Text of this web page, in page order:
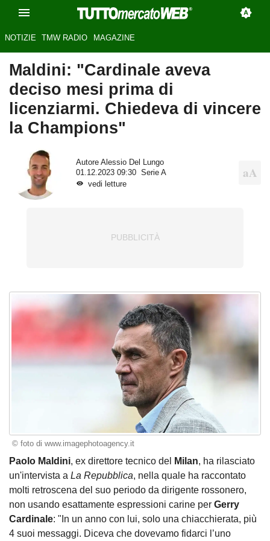
NOTIZIE TMW RADIO MAGAZINE
Maldini: "Cardinale aveva
deciso mesi prima di
licenziarmi. Chiedeva di vincere
la Champions"
Autore Alessio Del Lungo
01.12.2023 09:30
Serie A
vedi letture
© foto di www.imagephotoagency.it
Paolo Maldini, ex direttore tecnico del Milan, ha rilasciato
un'intervista a La Repubblica, nella quale ha raccontato
molti retroscena del suo periodo da dirigente rossonero,
non usando esattamente espressioni carine per Gerry
Cardinale: "In un anno con lui, solo una chiacchierata, più
4 suoi messaggi. Diceva che dovevamo fidarci l’uno